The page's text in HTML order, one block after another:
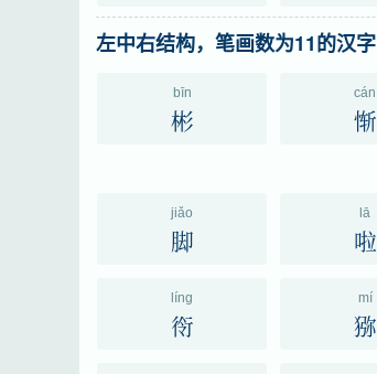
左中右结构，笔画数为11的汉字
bīn
彬
cán
惭
jiǎo
脚
lā
啦
líng
衑
mí
猕